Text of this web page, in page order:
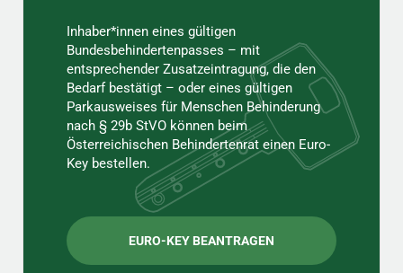
Inhaber*innen eines gültigen
Bundesbehindertenpasses – mit
entsprechender Zusatzeintragung, die den
Bedarf bestätigt – oder eines gültigen
Parkausweises für Menschen Behinderung
nach § 29b StVO können beim
Österreichischen Behindertenrat einen Euro-
Key bestellen.
EURO-KEY BEANTRAGEN